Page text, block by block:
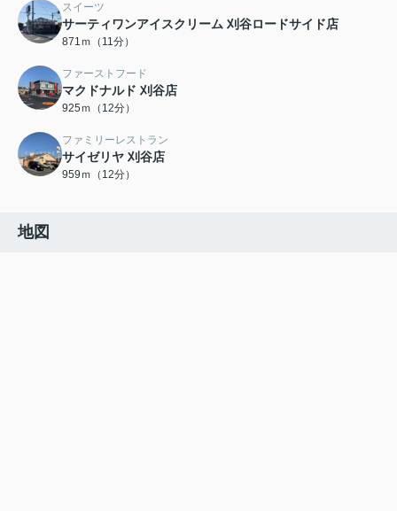
スイーツ
サーティワンアイスクリーム 刈谷ロードサイド店
871ｍ（11分）
ファーストフード
マクドナルド 刈谷店
925ｍ（12分）
ファミリーレストラン
サイゼリヤ 刈谷店
959ｍ（12分）
地図